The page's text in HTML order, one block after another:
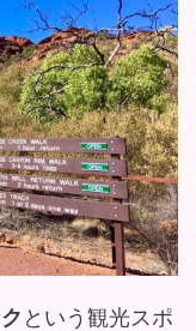
という観光スポ